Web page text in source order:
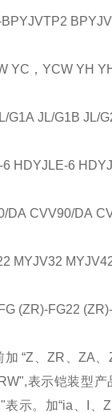
，YCW YH
JL/G1B JL/
6
CVV90/DA
MYJV32
(ZR)-FG22
、ZR、ZA、
表示铠装型
示。加“ia、I